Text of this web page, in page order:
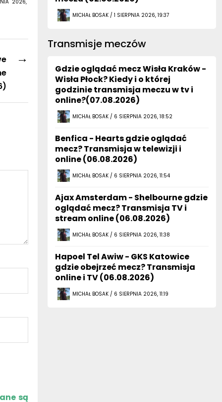
2026,
→
są
MICHAŁ BOSAK / 1 SIERPNIA 2026, 19:37
Transmisje meczów
Gdzie oglądać mecz Wisła Kraków -
Wisła Płock? Kiedy i o której
godzinie transmisja meczu w tv i
online?(07.08.2026)
MICHAŁ BOSAK / 6 SIERPNIA 2026, 18:52
Benfica - Hearts gdzie oglądać
mecz? Transmisja w telewizji i
online (06.08.2026)
MICHAŁ BOSAK / 6 SIERPNIA 2026, 11:54
Ajax Amsterdam - Shelbourne gdzie
oglądać mecz? Transmisja TV i
stream online (06.08.2026)
MICHAŁ BOSAK / 6 SIERPNIA 2026, 11:38
Hapoel Tel Awiw - GKS Katowice
gdzie obejrzeć mecz? Transmisja
online i TV (06.08.2026)
MICHAŁ BOSAK / 6 SIERPNIA 2026, 11:19